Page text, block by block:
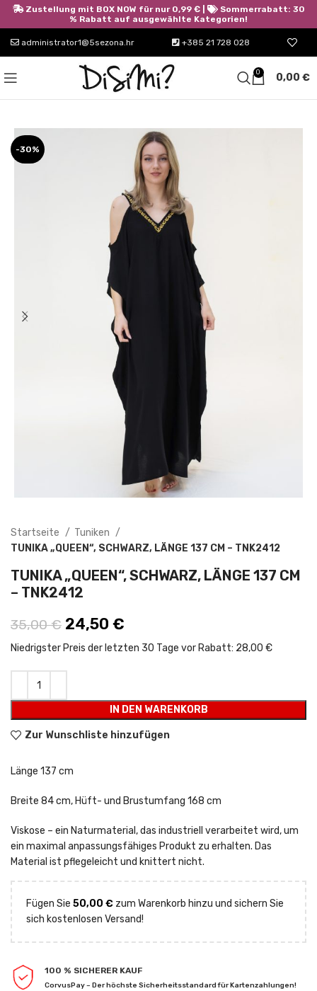
administrator1@5sezona.hr +385 21 728 028
0 0,00 €
-30%
Startseite
Tuniken
TUNIKA „QUEEN“, SCHWARZ, LÄNGE 137 CM – TNK2412
TUNIKA „QUEEN“, SCHWARZ, LÄNGE 137 CM
– TNK2412
35,00€ Ursprünglicher Preis war: 35,00 €
24,50 €
24,50 €.
Niedrigster Preis der letzten 30 Tage vor Rabatt: 28,00 €
IN DEN WARENKORB
Zur Wunschliste hinzufügen
Länge 137 cm
Breite 84 cm, Hüft- und Brustumfang 168 cm
Viskose – ein Naturmaterial, das industriell verarbeitet wird, um
ein maximal anpassungsfähiges Produkt zu erhalten. Das
Material ist pflegeleicht und knittert nicht.
Fügen Sie 50,00 € zum Warenkorb hinzu und sichern Sie
sich kostenlosen Versand!
100 % SICHERER KAUF
CorvusPay – Der höchste Sicherheitsstandard für Kartenzahlungen!
Zustellung mit BOX NOW für nur 0,99 € |
Sommerrabatt: 30
% Rabatt auf ausgewählte Kategorien!